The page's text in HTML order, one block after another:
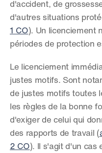
d'accident, de
d'autres situations
1 CO). Un licenciement
périodes de protection
Le licenciement
justes motifs. Sont
de justes motifs toutes
les règles de la bonne
d'exiger de celui qui
des rapports de travail (
2 CO). Il s'agit d'un cas